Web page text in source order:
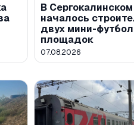
В
началось
двух мини-
площадок
07.08.2026